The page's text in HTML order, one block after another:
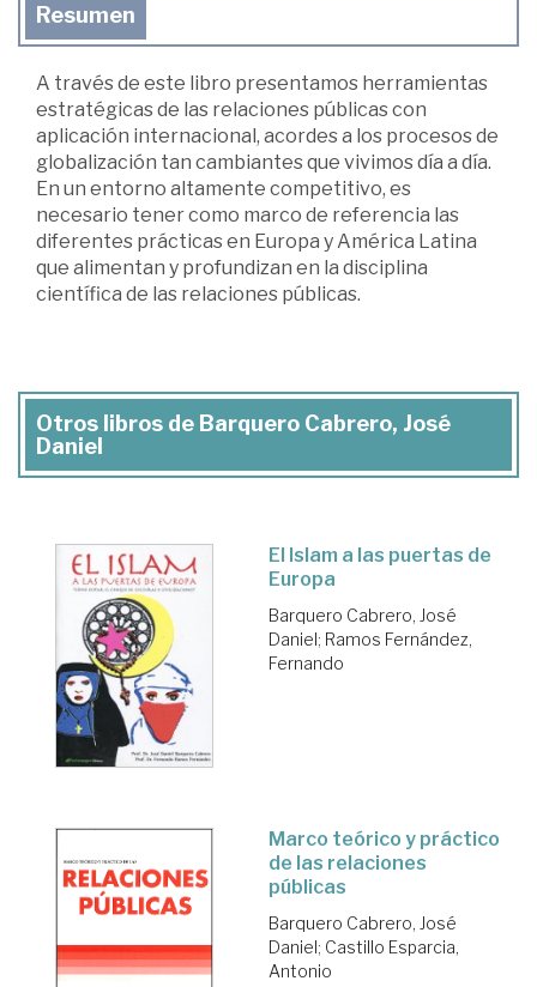
Resumen
A través de este libro presentamos herramientas
estratégicas de las relaciones públicas con
aplicación internacional, acordes a los procesos de
globalización tan cambiantes que vivimos día a día.
En un entorno altamente competitivo, es
necesario tener como marco de referencia las
diferentes prácticas en Europa y América Latina
que alimentan y profundizan en la disciplina
científica de las relaciones públicas.
Otros libros de Barquero Cabrero, José
Daniel
El Islam a las puertas de
Europa
Barquero Cabrero, José
Daniel; Ramos Fernández,
Fernando
Marco teórico y práctico
de las relaciones
públicas
Barquero Cabrero, José
Daniel; Castillo Esparcia,
Antonio